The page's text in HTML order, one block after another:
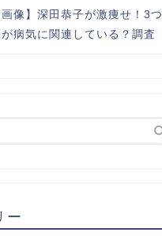
画像】深田恭子が激痩せ！3つ
病気に関連している？調査
ー